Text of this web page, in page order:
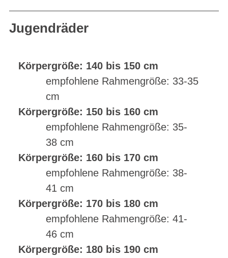
Jugendräder
Körpergröße: 140 bis 150 cm
empfohlene Rahmengröße: 33-35
cm
Körpergröße: 150 bis 160 cm
empfohlene Rahmengröße: 35-
38 cm
Körpergröße: 160 bis 170 cm
empfohlene Rahmengröße: 38-
41 cm
Körpergröße: 170 bis 180 cm
empfohlene Rahmengröße: 41-
46 cm
Körpergröße: 180 bis 190 cm